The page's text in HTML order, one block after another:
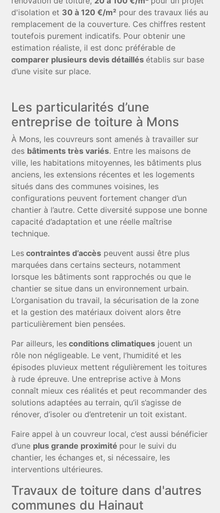
d'isolation et 30 à 120 €/m² pour des travaux liés au
remplacement de la couverture. Ces chiffres restent
toutefois purement indicatifs. Pour obtenir une
estimation réaliste, il est donc préférable de
comparer plusieurs devis détaillés établis sur base
d’une visite sur place.
Les particularités d’une
entreprise de toiture à Mons
À Mons, les couvreurs sont amenés à travailler sur
des bâtiments très variés. Entre les maisons de
ville, les habitations mitoyennes, les bâtiments plus
anciens, les extensions récentes et les logements
situés dans des communes voisines, les
configurations peuvent fortement changer d’un
chantier à l’autre. Cette diversité suppose une bonne
capacité d’adaptation et une réelle maîtrise
technique.
Les contraintes d’accès peuvent aussi être plus
marquées dans certains secteurs, notamment
lorsque les bâtiments sont rapprochés ou que le
chantier se situe dans un environnement urbain.
L’organisation du travail, la sécurisation de la zone
et la gestion des matériaux doivent alors être
particulièrement bien pensées.
Par ailleurs, les conditions climatiques jouent un
rôle non négligeable. Le vent, l’humidité et les
épisodes pluvieux mettent régulièrement les toitures
à rude épreuve. Une entreprise active à Mons
connaît mieux ces réalités et peut recommander des
solutions adaptées au terrain, qu’il s’agisse de
rénover, d’isoler ou d’entretenir un toit existant.
Faire appel à un couvreur local, c’est aussi bénéficier
d’une plus grande proximité pour le suivi du
chantier, les échanges et, si nécessaire, les
interventions ultérieures.
Travaux de toiture dans d'autres
communes du Hainaut